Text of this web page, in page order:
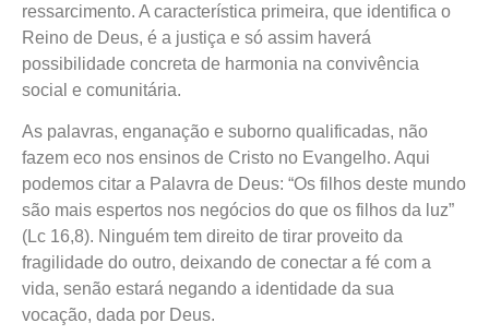
ressarcimento. A característica primeira, que identifica o
Reino de Deus, é a justiça e só assim haverá
possibilidade concreta de harmonia na convivência
social e comunitária.
As palavras, enganação e suborno qualificadas, não
fazem eco nos ensinos de Cristo no Evangelho. Aqui
podemos citar a Palavra de Deus: “Os filhos deste mundo
são mais espertos nos negócios do que os filhos da luz”
(Lc 16,8). Ninguém tem direito de tirar proveito da
fragilidade do outro, deixando de conectar a fé com a
vida, senão estará negando a identidade da sua
vocação, dada por Deus.